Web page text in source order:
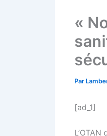
«
Par
[ad_1]